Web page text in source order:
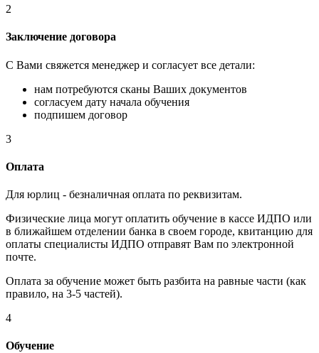
2
Заключение договора
С Вами свяжется менеджер и согласует все детали:
нам потребуются сканы Ваших документов
согласуем дату начала обучения
подпишем договор
3
Оплата
Для юрлиц - безналичная оплата по реквизитам.
Физические лица могут оплатить обучение в кассе ИДПО или
в ближайшем отделении банка в своем городе, квитанцию для
оплаты специалисты ИДПО отправят Вам по электронной
почте.
Оплата за обучение может быть разбита на равные части (как
правило, на 3-5 частей).
4
Обучение